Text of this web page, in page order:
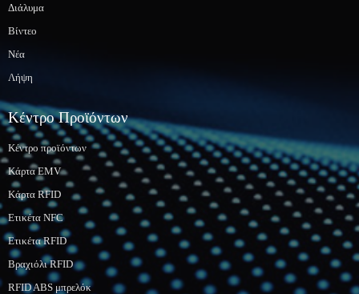
Διάλυμα
Βίντεο
Νέα
Λήψη
Κέντρο Προϊόντων
Κέντρο προϊόντων
Κάρτα EMV
Κάρτα RFID
Ετικέτα NFC
Ετικέτα RFID
Βραχιόλι RFID
RFID ABS μπρελόκ